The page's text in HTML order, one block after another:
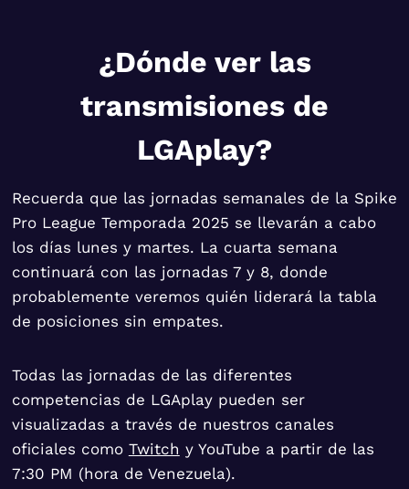
¿Dónde ver las
transmisiones de
LGAplay?
Recuerda que las jornadas semanales de la Spike
Pro League Temporada 2025 se llevarán a cabo
los días lunes y martes. La cuarta semana
continuará con las jornadas 7 y 8, donde
probablemente veremos quién liderará la tabla
de posiciones sin empates.
Todas las jornadas de las diferentes
competencias de LGAplay pueden ser
visualizadas a través de nuestros canales
oficiales como Twitch y YouTube a partir de las
7:30 PM (hora de Venezuela).